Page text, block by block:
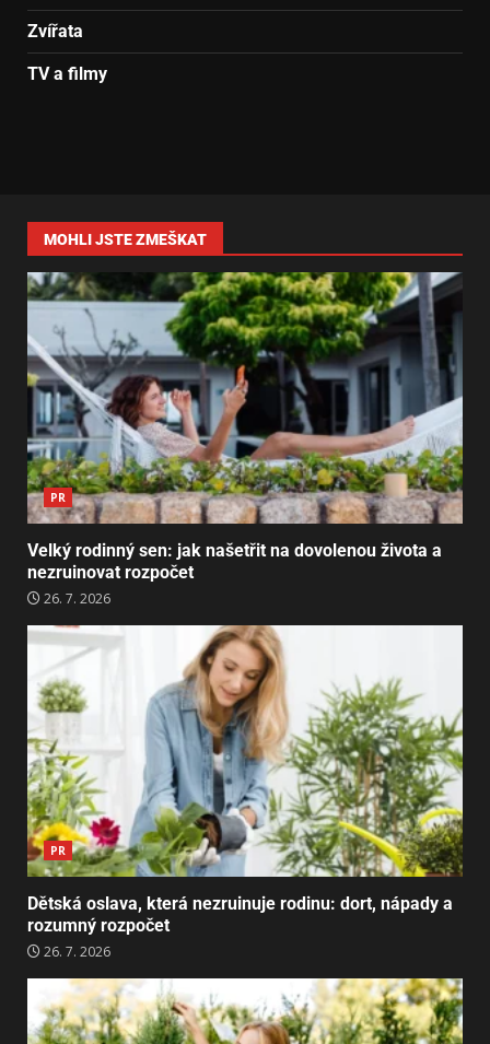
Zvířata
TV a filmy
MOHLI JSTE ZMEŠKAT
PR
Velký rodinný sen: jak našetřit na dovolenou života a
nezruinovat rozpočet
26. 7. 2026
PR
Dětská oslava, která nezruinuje rodinu: dort, nápady a
rozumný rozpočet
26. 7. 2026